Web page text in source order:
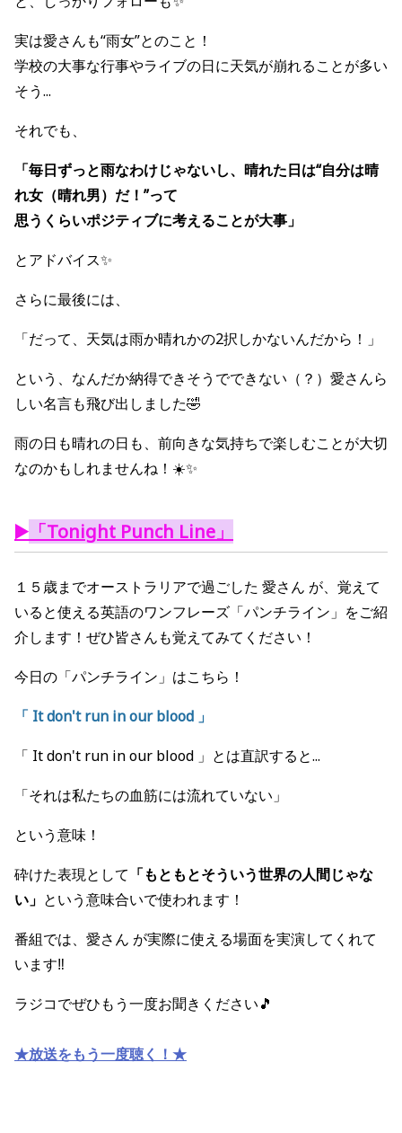
実は愛さんも“雨女”とのこと！
学校の大事な行事やライブの日に天気が崩れることが多い
そう...
それでも、
「毎日ずっと雨なわけじゃないし、晴れた日は“自分は晴
れ女（晴れ男）だ！”って
思うくらいポジティブに考えることが大事」
とアドバイス✨
さらに最後には、
「だって、天気は雨か晴れかの2択しかないんだから！」
という、なんだか納得できそうでできない（？）愛さんら
しい名言も飛び出しました🤣
雨の日も晴れの日も、前向きな気持ちで楽しむことが大切
なのかもしれませんね！☀️✨
▶️ 「Tonight Punch Line」
１５歳までオーストラリアで過ごした 愛さん が、覚えて
いると使える英語のワンフレーズ「パンチライン」をご紹
介します！ぜひ皆さんも覚えてみてください！
今日の「パンチライン」はこちら！
「 It don't run in our blood 」
「 It don't run in our blood 」とは直訳すると...
「それは私たちの血筋には流れていない」
という意味！
砕けた表現として 「もともとそういう世界の人間じゃな
い」 という意味合いで使われます！
番組では、愛さん が実際に使える場面を実演してくれて
います‼︎
ラジコでぜひもう一度お聞きください🎵
★放送をもう一度聴く！★